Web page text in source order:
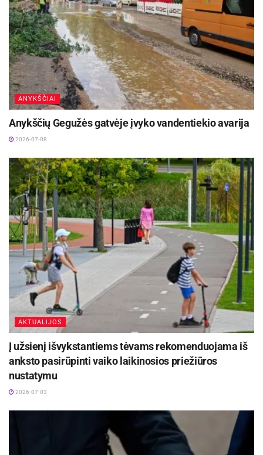
ANYKŠČIAI
Anykščių Gegužės gatvėje įvyko vandentiekio avarija
2026-07-08
AKTUALIJOS
Į užsienį išvykstantiems tėvams rekomenduojama iš
anksto pasirūpinti vaiko laikinosios priežiūros
nustatymu
2026-07-03